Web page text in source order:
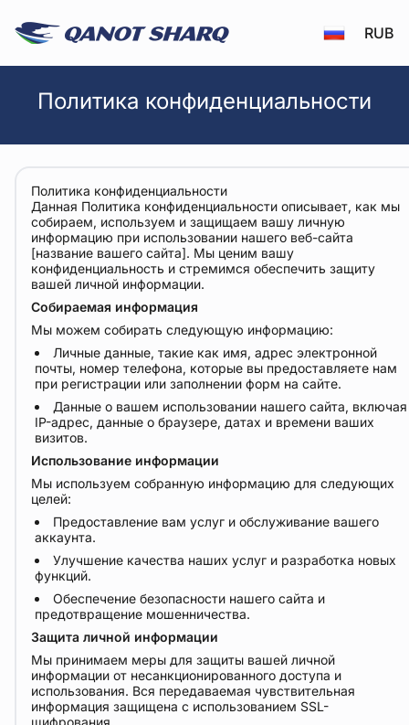
RUB
Политика конфиденциальности
Политика конфиденциальности
Данная Политика конфиденциальности описывает, как мы
собираем, используем и защищаем вашу личную
информацию при использовании нашего веб-сайта
[название вашего сайта]. Мы ценим вашу
конфиденциальность и стремимся обеспечить защиту
вашей личной информации.
Собираемая информация
Мы можем собирать следующую информацию:
Личные данные, такие как имя, адрес электронной
почты, номер телефона, которые вы предоставляете нам
при регистрации или заполнении форм на сайте.
Данные о вашем использовании нашего сайта, включая
IP-адрес, данные о браузере, датах и времени ваших
визитов.
Использование информации
Мы используем собранную информацию для следующих
целей:
Предоставление вам услуг и обслуживание вашего
аккаунта.
Улучшение качества наших услуг и разработка новых
функций.
Обеспечение безопасности нашего сайта и
предотвращение мошенничества.
Защита личной информации
Мы принимаем меры для защиты вашей личной
информации от несанкционированного доступа и
использования. Вся передаваемая чувствительная
информация защищена с использованием SSL-
шифрования.